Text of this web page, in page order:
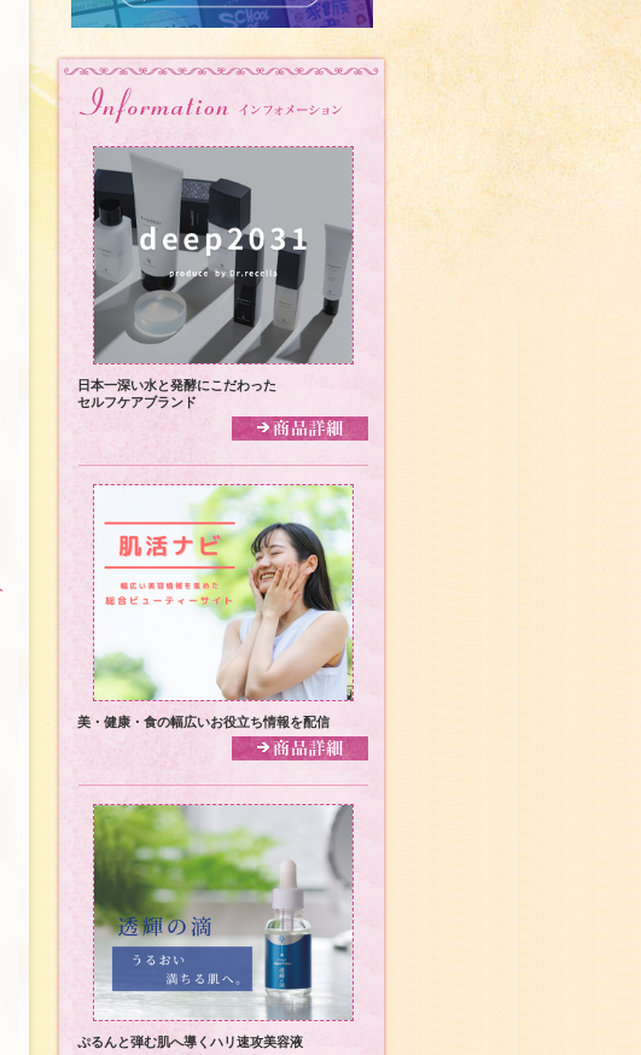
日本一深い水と発酵にこだわった
セルフケアブランド
美・健康・食の幅広いお役立ち情報を配信
ぷるんと弾む肌へ導くハリ速攻美容液